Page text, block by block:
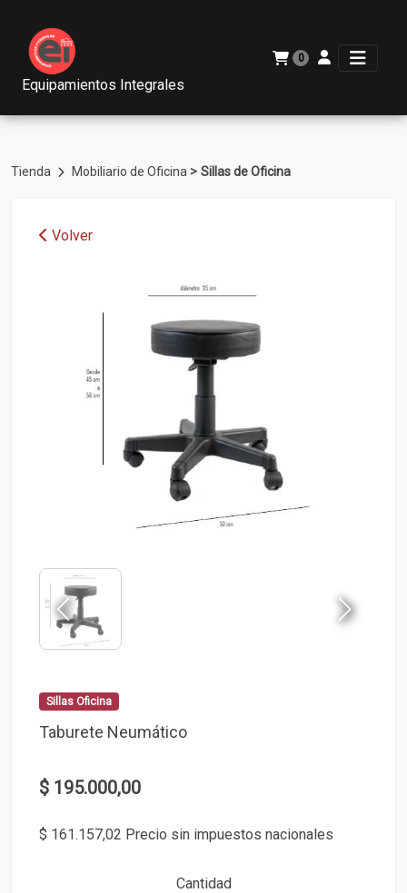
Equipamientos Integrales
0
Tienda Mobiliario de Oficina > Sillas de Oficina
Volver
Sillas Oficina
Taburete Neumático
$ 195.000,00
$ 161.157,02 Precio sin impuestos nacionales
Cantidad